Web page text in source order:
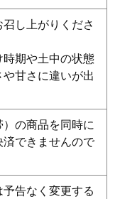
し上がりくださ
時期や土中の状態
甘さに違いが出
の商品を同時に
済できませんので
告なく変更する